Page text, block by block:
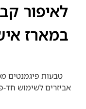
לאיפור
במארז
טבעות פיגמנטים
אביזרים לשימוש חד-